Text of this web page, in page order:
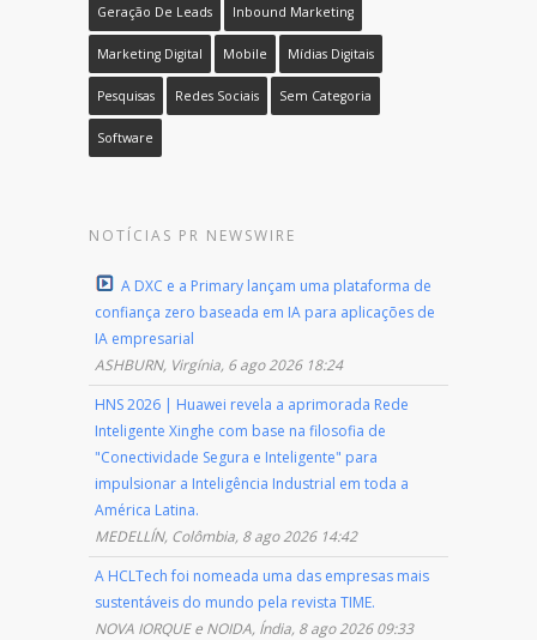
Geração De Leads Inbound Marketing
Marketing Digital Mobile Mídias Digitais
Pesquisas Redes Sociais Sem Categoria
Software
NOTÍCIAS PR NEWSWIRE
A DXC e a Primary lançam uma plataforma de
confiança zero baseada em IA para aplicações de
IA empresarial
ASHBURN, Virgínia, 6 ago 2026 18:24
HNS 2026 | Huawei revela a aprimorada Rede
Inteligente Xinghe com base na filosofia de
"Conectividade Segura e Inteligente" para
impulsionar a Inteligência Industrial em toda a
América Latina.
MEDELLÍN, Colômbia, 8 ago 2026 14:42
A HCLTech foi nomeada uma das empresas mais
sustentáveis do mundo pela revista TIME.
NOVA IORQUE e NOIDA, Índia, 8 ago 2026 09:33